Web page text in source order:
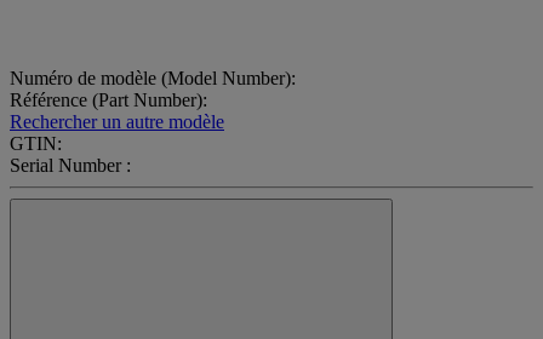
Numéro de modèle (Model Number):
Référence (Part Number):
Rechercher un autre modèle
GTIN:
Serial Number :